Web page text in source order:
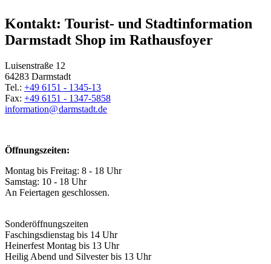
Kontakt: Tourist- und Stadtinformation
Darmstadt Shop im Rathausfoyer
Luisenstraße 12
64283 Darmstadt
Tel.: +49 6151 - 1345-13
Fax: +49 6151 - 1347-5858
information@darmstadt.de
Öffnungszeiten:
Montag bis Freitag: 8 - 18 Uhr
Samstag: 10 - 18 Uhr
An Feiertagen geschlossen.
Sonderöffnungszeiten
Faschingsdienstag bis 14 Uhr
Heinerfest Montag bis 13 Uhr
Heilig Abend und Silvester bis 13 Uhr